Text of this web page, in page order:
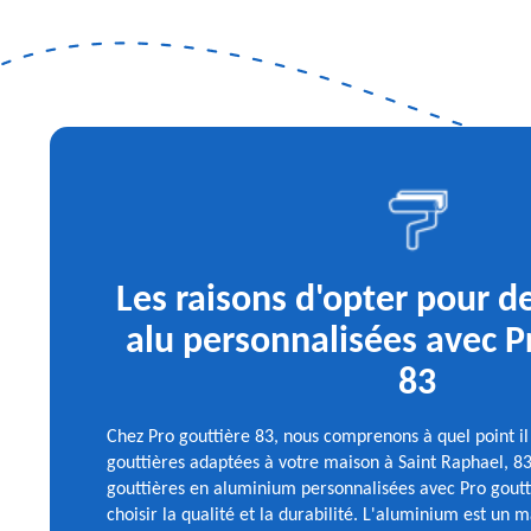
Les raisons d'opter pour
alu personnalisées avec
83
Chez Pro gouttière 83, nous comprenons à quel point
gouttières adaptées à votre maison à Saint Raphael,
gouttières en aluminium personnalisées avec Pro
choisir la qualité et la durabilité. L'aluminium est un